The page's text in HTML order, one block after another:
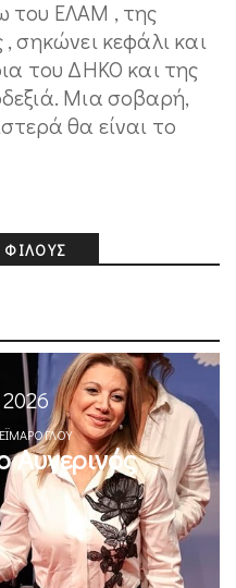
του ΕΛΑΜ , της
σηκώνει κεφάλι και
του ΔΗΚΟ και της
Μια σοβαρή,
θα είναι το
ΦΊΛΟΥΣ
Αυγερινός